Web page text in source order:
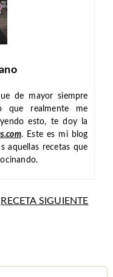
de mayor siempre
que realmente me
esto, te doy la
. Este es mi blog
aquellas recetas que
RECETA SIGUIENTE